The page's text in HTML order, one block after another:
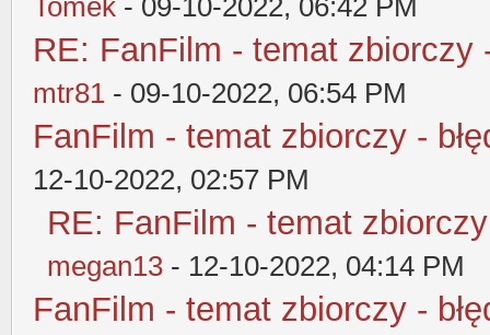
Tomek - 09-10-2022, 06:42 PM
RE: FanFilm - temat zbiorczy
mtr81 - 09-10-2022, 06:54 PM
FanFilm - temat zbiorczy -
12-10-2022, 02:57 PM
RE: FanFilm - temat
megan13 - 12-10-2022, 04:14 PM
FanFilm - temat zbiorczy -